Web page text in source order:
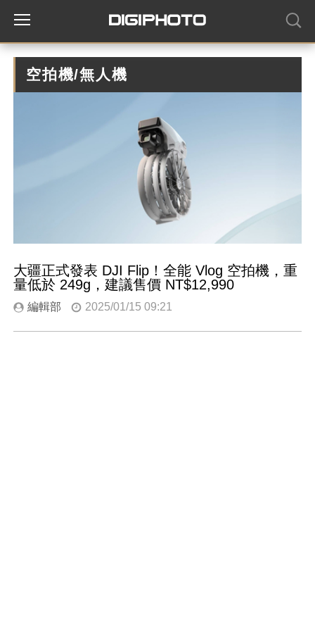
空拍機/無人機
大疆正式發表 DJI Flip！全能 Vlog 空拍機，重
量低於 249g，建議售價 NT$12,990
編輯部 2025/01/15 09:21